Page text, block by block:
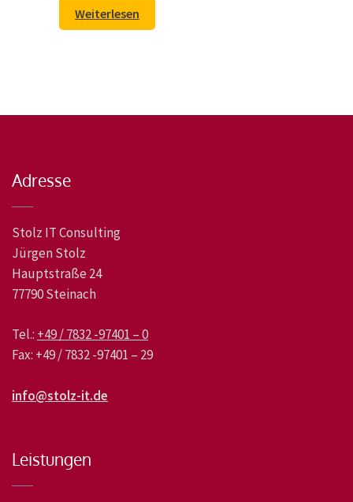
Weiterlesen
Adresse
Stolz IT Consulting
Jürgen Stolz
Hauptstraße 24
77790 Steinach
Tel.: +49 / 7832 -97401 – 0
Fax: +49 / 7832 -97401 – 29
info@stolz-it.de
Leistungen